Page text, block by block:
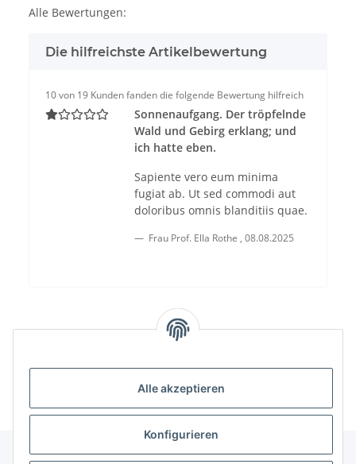
Alle akzeptieren
Konfigurieren
Alle Bewertungen:
Die hilfreichste Artikelbewertung
10 von 19 Kunden fanden die folgende Bewertung hilfreich
Sonnenaufgang. Der tröpfelnde
Wald und Gebirg erklang; und
ich hatte eben.
Sapiente vero eum minima
fugiat ab. Ut sed commodi aut
doloribus omnis blanditiis quae.
Frau Prof. Ella Rothe , 08.08.2025